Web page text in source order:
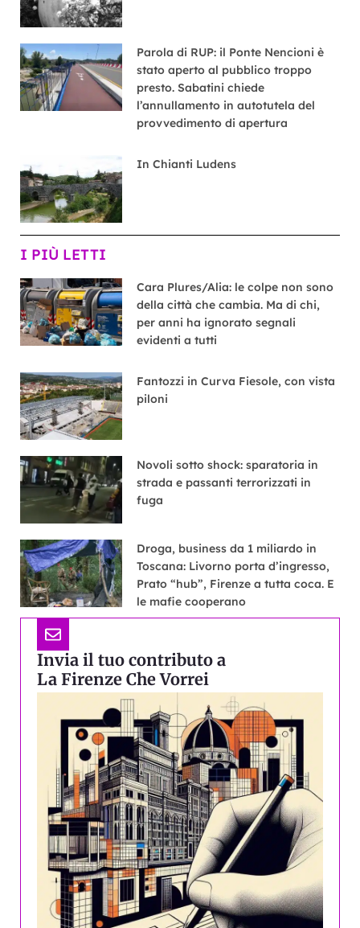
Parola di RUP: il Ponte Nencioni è
stato aperto al pubblico troppo
presto. Sabatini chiede
l’annullamento in autotutela del
provvedimento di apertura
In Chianti Ludens
I PIÙ LETTI
Cara Plures/Alia: le colpe non sono
della città che cambia. Ma di chi,
per anni ha ignorato segnali
evidenti a tutti
Fantozzi in Curva Fiesole, con vista
piloni
Novoli sotto shock: sparatoria in
strada e passanti terrorizzati in
fuga
Droga, business da 1 miliardo in
Toscana: Livorno porta d’ingresso,
Prato “hub”, Firenze a tutta coca. E
le mafie cooperano
Invia il tuo contributo a
La Firenze Che Vorrei